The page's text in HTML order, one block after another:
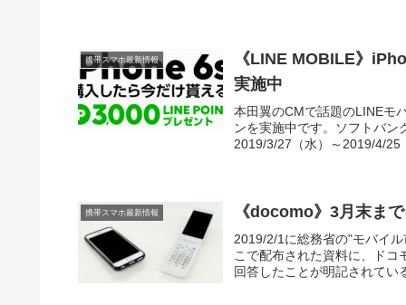
携帯スマホ最新情報
《LINE MOBILE》
実施中
本田翼のCMで話題のLINEモ
ンを実施中です。ソフトバ
2019/3/27（水）～2019/4/25
携帯スマホ最新情報 《docomo》3月末ま
2019/2/1に総務省の"モバイ
こで配布された資料に、ド
回答したことが明記されてい